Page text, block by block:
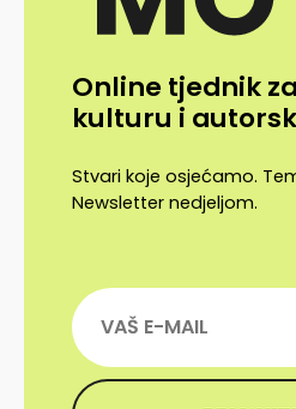
Online tjednik
kulturu i
Stvari koje osjećamo.
Newsletter nedjeljom.